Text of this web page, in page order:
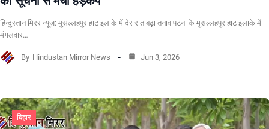
हिन्दुस्तान मिरर न्यूज़: मुसल्लहपुर हाट इलाके में देर रात बढ़ा तनाव पटना के मुसल्लहपुर हाट इलाके में
मंगलवार…
By Hindustan Mirror News Jun 3, 2026
बिहार